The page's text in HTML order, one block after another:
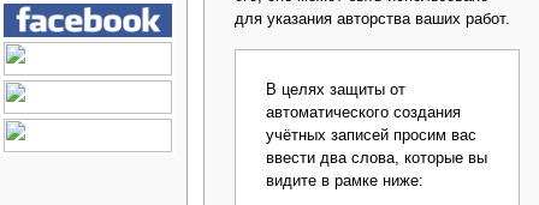
для указания авторства ваших работ.
В целях защиты от
автоматического создания
учётных записей просим вас
ввести два слова, которые вы
видите в рамке ниже: